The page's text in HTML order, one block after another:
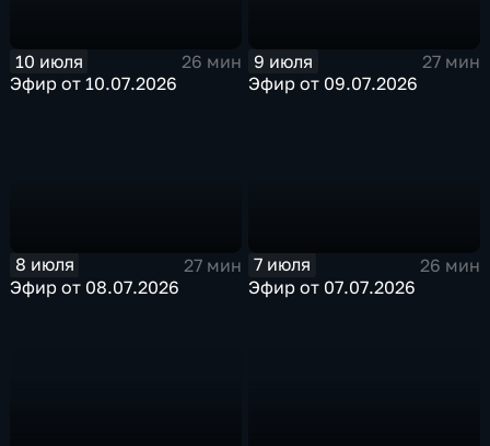
10 июля
26 мин
Эфир от 10.07.2026
9 июля
27 мин
Эфир от 09.07.2026
8 июля
27 мин
Эфир от 08.07.2026
7 июля
26 мин
Эфир от 07.07.2026